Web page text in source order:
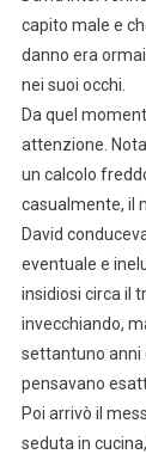
capito male e
danno era
nei suoi occhi.
Da quel
attenzione.
un calcolo
casualmente, il
David
eventuale e
insidiosi circa il
invecchiando,
settantuno anni
pensavano
Poi arrivò il
seduta in